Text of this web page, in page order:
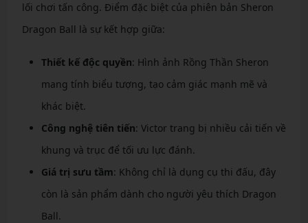
lối chơi tấn công. Điểm đặc biệt của phiên bản Sheron
Dragon Ball là sự kết hợp giữa:
Thiết kế độc quyền: Hình ảnh Rồng Thần Sheron
mang tính biểu tượng, tạo cảm giác mạnh mẽ và
khác biệt.
Công nghệ tiên tiến: Victor trang bị nhiều cải tiến về
khung và trục để tối ưu lực đánh.
Giá trị sưu tầm: Không chỉ là dụng cụ thi đấu, đây
còn là sản phẩm dành cho người yêu thích Dragon
Ball.